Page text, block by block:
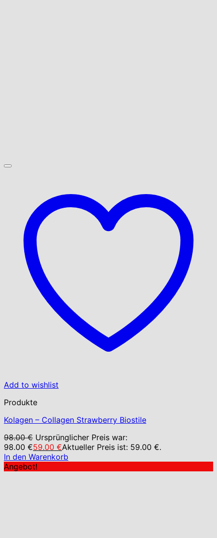
Add to wishlist
Produkte
Kolagen – Collagen Strawberry Biostile
98.00€ Ursprünglicher Preis war:
98.00 €59.00 €Aktueller Preis ist: 59.00 €.
In den Warenkorb
Angebot!